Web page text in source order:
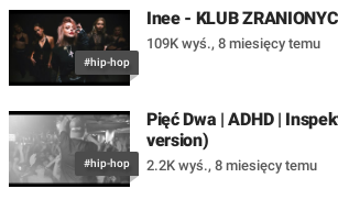
#hip-hop
Inee - KLUB
109K wyś., 8 miesięcy temu
#hip-hop
Pięć Dwa | ADHD |
version)
2.2K wyś., 8 miesięcy temu